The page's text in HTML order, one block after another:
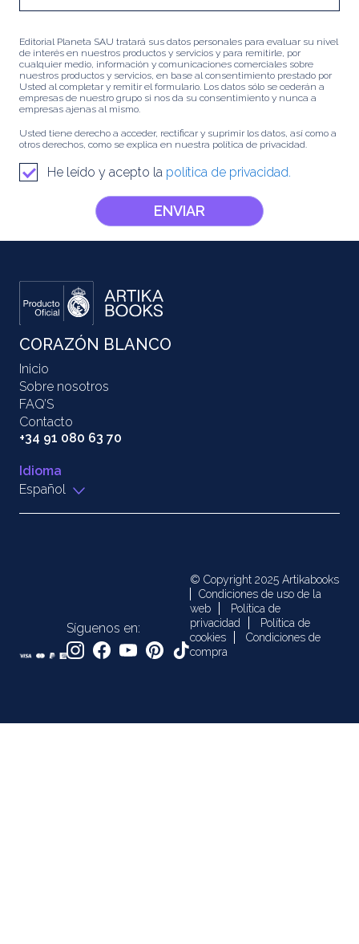
Editorial Planeta SAU tratará sus datos personales para evaluar su nivel
de interés en nuestros productos y servicios y para remitirle, por
cualquier medio, información y comunicaciones comerciales sobre
nuestros productos y servicios, en base al consentimiento prestado por
Usted al completar y remitir el formulario. Los datos sólo se cederán a
empresas de nuestro grupo si nos da su consentimiento y nunca a
empresas ajenas al mismo.
Usted tiene derecho a acceder, rectificar y suprimir los datos, así como a
otros derechos, como se explica en nuestra política de privacidad.
He leído y acepto la política de privacidad.
ENVIAR
CORAZÓN BLANCO
Inicio
Sobre nosotros
FAQ’S
Contacto
+34 91 080 63 70
Idioma
Español
Síguenos en:
© Copyright 2025 Artikabooks
Condiciones de uso de la
web
Política de
privacidad
Política de
cookies
Condiciones de
compra